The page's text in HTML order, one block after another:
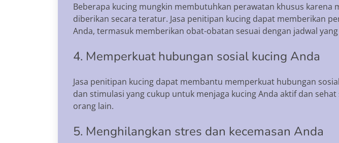
Beberapa kucing mungkin membutuhkan perawatan khusus
diberikan secara teratur. Jasa penitipan kucing dapat memberikan
Anda, termasuk memberikan obat-obatan sesuai dengan jadwal
4. Memperkuat hubungan sosial kucing Anda
Jasa penitipan kucing dapat membantu memperkuat hubungan
dan stimulasi yang cukup untuk menjaga kucing Anda aktif dan
orang lain.
5. Menghilangkan stres dan kecemasan Anda